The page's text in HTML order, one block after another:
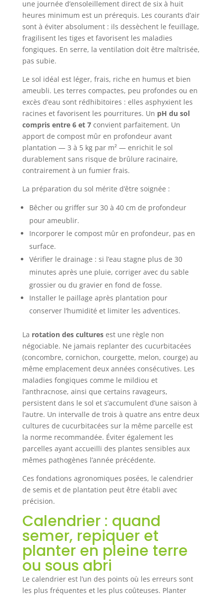
une journée d’ensoleillement direct de six à huit
heures minimum est un prérequis. Les courants d’air
sont à éviter absolument : ils dessèchent le feuillage,
fragilisent les tiges et favorisent les maladies
fongiques. En serre, la ventilation doit être maîtrisée,
pas subie.
Le sol idéal est léger, frais, riche en humus et bien
ameubli. Les terres compactes, peu profondes ou en
excès d’eau sont rédhibitoires : elles asphyxient les
racines et favorisent les pourritures. Un pH du sol
compris entre 6 et 7convient parfaitement. Un
apport de compost mûr en profondeur avant
plantation — 3 à 5 kg par m² — enrichit le sol
durablement sans risque de brûlure racinaire,
contrairement à un fumier frais.
La préparation du sol mérite d’être soignée :
Bêcher ou griffer sur 30 à 40 cm de profondeur
pour ameublir.
Incorporer le compost mûr en profondeur, pas en
surface.
Vérifier le drainage : si l’eau stagne plus de 30
minutes après une pluie, corriger avec du sable
grossier ou du gravier en fond de fosse.
Installer le paillage après plantation pour
conserver l’humidité et limiter les adventices.
La rotation des culturesest une règle non
négociable. Ne jamais replanter des cucurbitacées
(concombre, cornichon, courgette, melon, courge) au
même emplacement deux années consécutives. Les
maladies fongiques comme le mildiou et
l’anthracnose, ainsi que certains ravageurs,
persistent dans le sol et s’accumulent d’une saison à
l’autre. Un intervalle de trois à quatre ans entre deux
cultures de cucurbitacées sur la même parcelle est
la norme recommandée. Éviter également les
parcelles ayant accueilli des plantes sensibles aux
mêmes pathogènes l’année précédente.
Ces fondations agronomiques posées, le calendrier
de semis et de plantation peut être établi avec
précision.
Calendrier : quand
semer, repiquer et
planter en pleine terre
ou sous abri
Le calendrier est l’un des points où les erreurs sont
les plus fréquentes et les plus coûteuses. Planter